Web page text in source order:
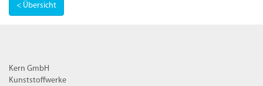
< Übersicht
Kern GmbH
Kunststoffwerke